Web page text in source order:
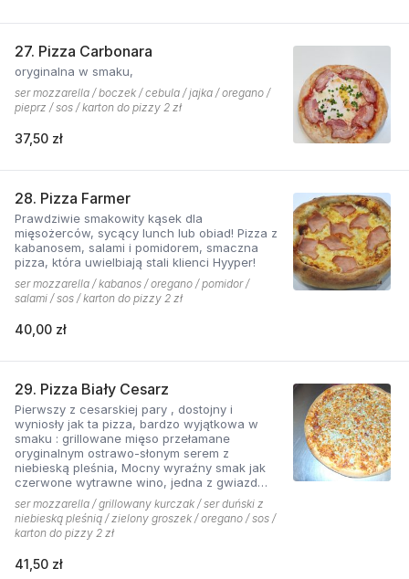
27. Pizza Carbonara
oryginalna w smaku,
ser mozzarella / boczek / cebula / jajka / oregano /
pieprz / sos / karton do pizzy 2 zł
37,50 zł
28. Pizza Farmer
Prawdziwie smakowity kąsek dla
mięsożerców, sycący lunch lub obiad! Pizza z
kabanosem, salami i pomidorem, smaczna
pizza, która uwielbiają stali klienci Hyyper!
ser mozzarella / kabanos / oregano / pomidor /
salami / sos / karton do pizzy 2 zł
40,00 zł
29. Pizza Biały Cesarz
Pierwszy z cesarskiej pary , dostojny i
wyniosły jak ta pizza, bardzo wyjątkowa w
smaku : grillowane mięso przełamane
oryginalnym ostrawo-słonym serem z
niebieską pleśnia, Mocny wyraźny smak jak
czerwone wytrawne wino, jedna z gwiazd
kolekcji pizzerii Hyyper.
ser mozzarella / grillowany kurczak / ser duński z
niebieską pleśnią / zielony groszek / oregano / sos /
karton do pizzy 2 zł
41,50 zł